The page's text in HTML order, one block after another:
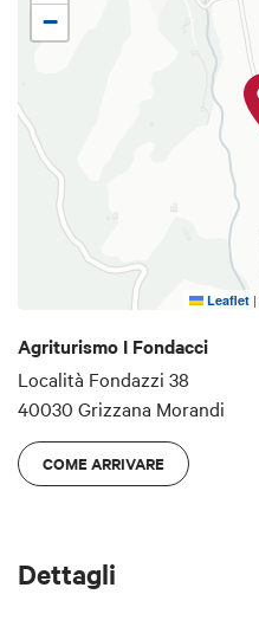
splendida vista sulla
Presso l’Agriturismo I
pernottare e trascorrere
relax e della tranquillità,
silenzio. La struttura è
ambientale, grazie a un
con caldaie ecologiche
−
Leaflet |
Agriturismo I Fondacci
Località Fondazzi 38
40030 Grizzana Morandi
COME ARRIVARE
Dettagli